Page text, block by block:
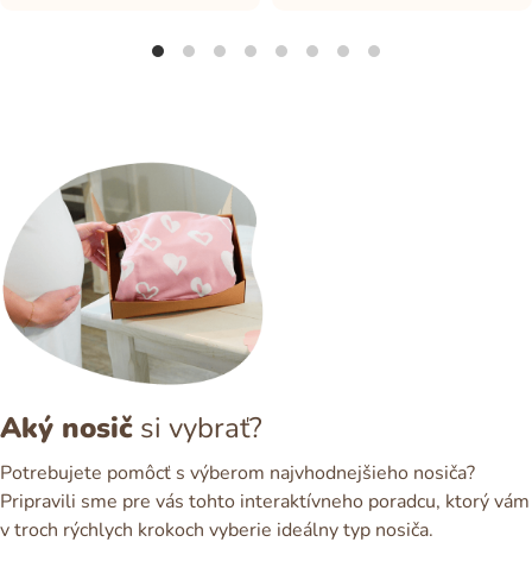
Aký nosič si vybrať?
Potrebujete pomôcť s výberom najvhodnejšieho nosiča?
Pripravili sme pre vás tohto interaktívneho poradcu, ktorý vám
v troch rýchlych krokoch vyberie ideálny typ nosiča.